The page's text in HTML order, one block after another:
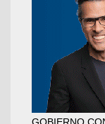
GOBIERNO